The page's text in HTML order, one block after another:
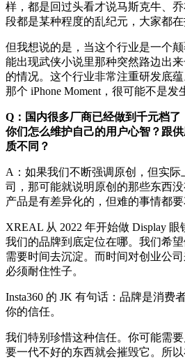
样，都是回过头看才说马斯克牛、
段都是某种程度的乱纪元，大家都在
但我想说的是，当这个行业是一个
能出现武侠小说里那种突然路边出
的情况。这个行业非常注重研发底
那个 iPhone Moment，很可能不是发
Q：国内很多厂商已经做到千元档了
你们怎么维护自己的用户心智？跟
质不同？
A：如果我们不断强调原创，但实
司，那可能就说明原创的那些东西
产品是有差异化的，但难的事情都要
XREAL 从 2022 年开始做 Display
我们的品牌到底定位在哪。我们希
需要时间去沉淀。而时间对创业公
必须耐住性子。
Insta360 的 JK 有句话：品牌是消费
你的信任。
我们特别珍惜这种信任。你可能需
要一代不好的东西就会摧毁它。所